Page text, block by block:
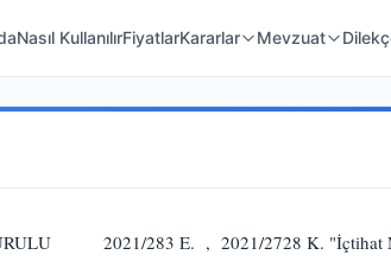
Nasıl KullanılırFiyatlarKararlar Mevzuat
2021/283 E. , 2021/2728 K. "İçtihat